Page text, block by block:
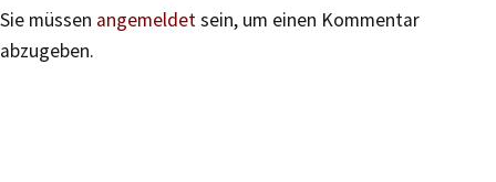
Sie müssen angemeldetsein, um einen Kommentar
abzugeben.